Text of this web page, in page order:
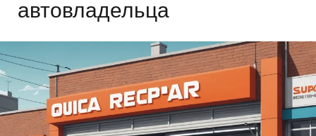
автовладельца